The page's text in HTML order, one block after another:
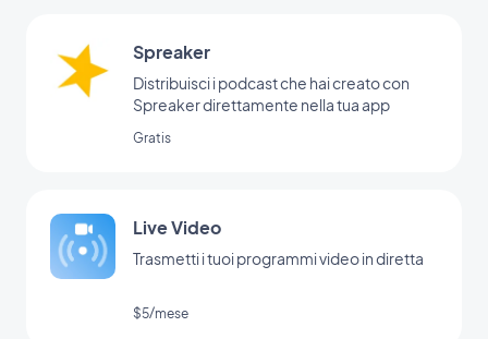
Spreaker
Distribuisci i podcast che hai creato con
Spreaker direttamente nella tua app
Gratis
Live Video
Trasmetti i tuoi programmi video in diretta
$5/mese